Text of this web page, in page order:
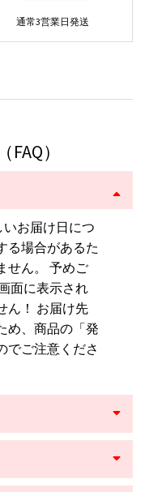
通常3営業日発送
）
お届け日につ
る場合があるた
せん。 予めご
面に表示され
ん！ お届け先
め、商品の「発
でご注意くださ